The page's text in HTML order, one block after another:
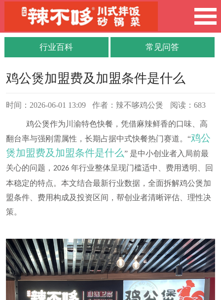
行业百科 常见问答
鸡公煲加盟费及加盟条件是什么
时间：2026-06-01 13:09 作者：辣不哆鸡公煲 阅读：683
鸡公煲作为川渝特色快餐，凭借麻辣鲜香的口味、高
翻台率与强刚需属性，长期占据中式快餐热门赛道。“鸡公
煲加盟费及加盟条件是什么” 是中小创业者入局前最
关心的问题， 2026 年行业整体呈现门槛适中、费用透明、回
本稳定的特点。本文结合最新行业数据，全面拆解鸡公煲加
盟条件、费用构成及投资区间，帮创业者清晰评估、理性决
策。